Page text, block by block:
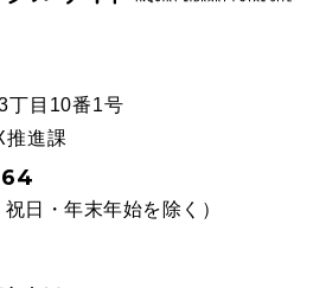
丁目10番1号
推進課
日・年末年始を除く）